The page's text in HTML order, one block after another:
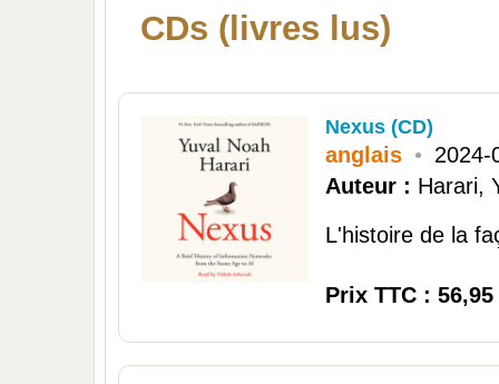
CDs (livres lus)
Nexus (CD)
anglais • 2024-
Auteur : Harari,
L'histoire de la
Prix TTC : 56,95